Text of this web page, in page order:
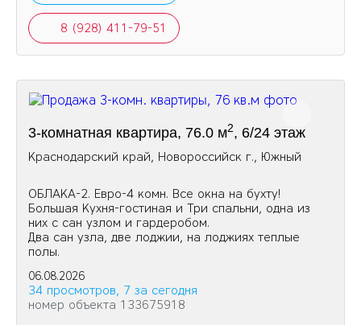
8 (928) 411-79-51
3-комнатная квартира, 76.0 м2, 6/24 этаж
Краснодарский край, Новороссийск г., Южный
ОБЛАКА-2. Евро-4 комн. Все окна на бухту!
Большая Кухня-гостиная и Три спальни, одна из
них с сан узлом и гардеробом.
Два сан узла, две лоджии, на лоджиях теплые
полы.
06.08.2026
34 просмотров, 7 за сегодня
номер объекта 133675918